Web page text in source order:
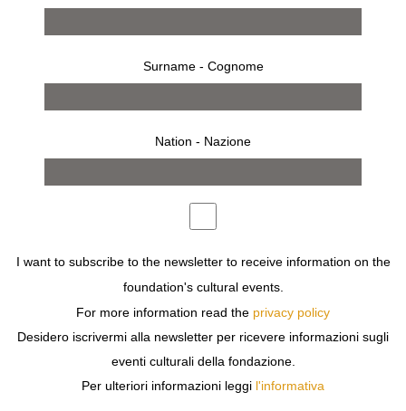
exhibition
Surname - Cognome
Nation - Nazione
I want to subscribe to the newsletter to receive information on the
foundation's cultural events.
For more information read the privacy policy
Desidero iscrivermi alla newsletter per ricevere informazioni sugli
eventi culturali della fondazione.
Per ulteriori informazioni leggi l'informativa